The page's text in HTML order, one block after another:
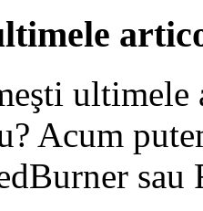
Acum
sau